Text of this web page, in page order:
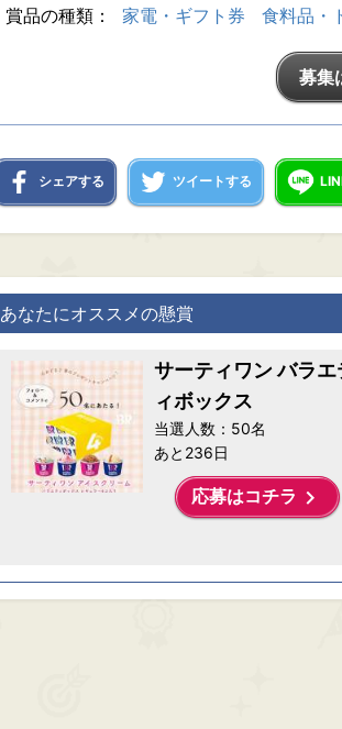
賞品の種類：
家電・ギフト券 食料品・
募集
シェアする ツイートする
あなたにオススメの懸賞
サーティワン バラエ
ィボックス
当選人数：50名
あと236日
応募はコチラ keyboard_arrow_right